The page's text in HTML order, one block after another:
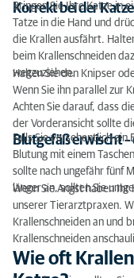
Korrekt bei der
Bringen Sie Ihre Katze in
Tatze in die Hand und
die Krallen ausfährt.
beim Krallenschneiden
wegzuziehen.
Halten Sie den Knipser
Wenn Sie ihn parallel zur
Achten Sie darauf, dass
der Vorderansicht sollte
Blutgefäß erwischt –
Falls Sie versehentlich
Blutung mit einem
sollte nach ungefähr fünf
länger an, sollten Sie
Wenn Sie Angst haben
unserer Tierarztpraxen.
Krallenschneiden an und
Krallenschneiden
Wie oft